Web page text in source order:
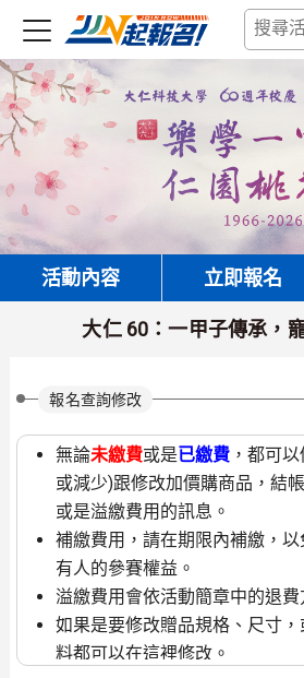
活動內容 立即報名
大仁 60：一甲子傳承，
報名查詢修改
無論未繳費或是已繳費，都可以
或減少)跟修改加價購商品，結
或是溢繳費用的訊息。
補繳費用，請在期限內補繳，
有人的參賽權益。
溢繳費用會依活動簡章中的退費
如果是要修改贈品規格、尺寸
料都可以在這裡修改。